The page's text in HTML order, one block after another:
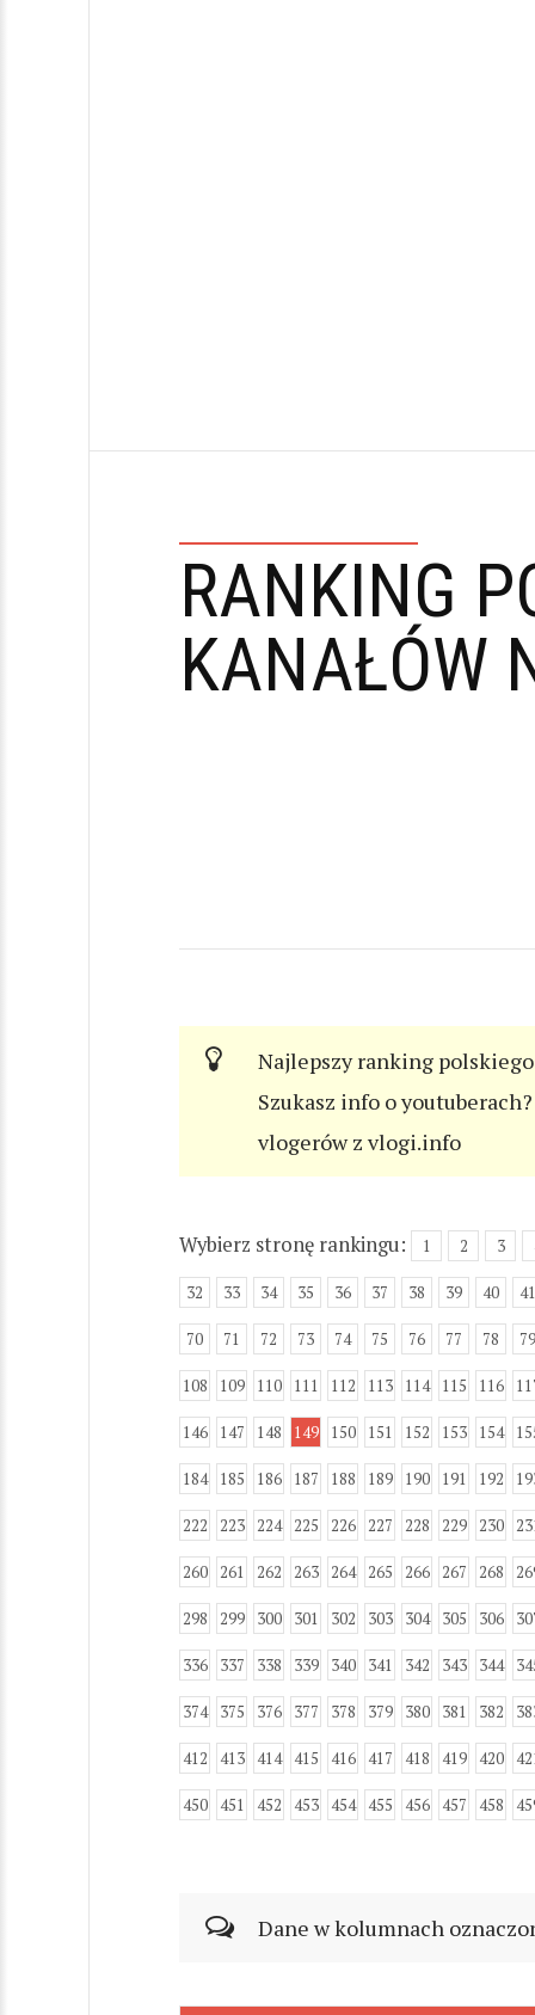
RANKING
KANAŁÓW
Najlepszy ranking
Szukasz info o
vlogerów z vlogi.info
Wybierz stronę rankingu: 1 2 3
32 33 34 35 36 37 38 39 40 41
70 71 72 73 74 75 76 77 78 79
108 109 110 111 112 113 114 115 116
146 147 148 149 150 151 152 153 154
184 185 186 187 188 189 190 191 192
222 223 224 225 226 227 228 229 230
260 261 262 263 264 265 266 267 268
298 299 300 301 302 303 304 305 306
336 337 338 339 340 341 342 343 344
374 375 376 377 378 379 380 381 382
412 413 414 415 416 417 418 419 420
450 451 452 453 454 455 456 457 458
Dane w kolumnach